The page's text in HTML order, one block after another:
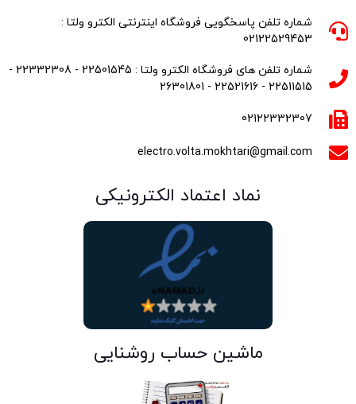
شماره تلفن پاسخگویی فروشگاه اینترنتی الکترو ولتا :
02122529453
شماره تلفن های فروشگاه الکترو ولتا : 22501545 - 22332308 -
22511515 - 22521616 - 26301801
02122332307
electro.volta.mokhtari@gmail.com
نماد اعتماد الکترونیکی
ماشین حساب روشنایی